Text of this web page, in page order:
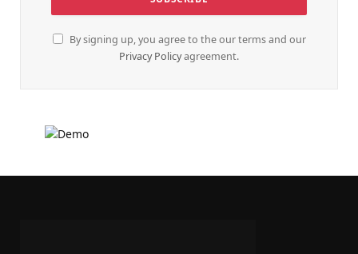
By signing up, you agree to the our terms and our
Privacy Policyagreement.